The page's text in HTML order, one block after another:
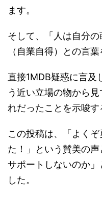
ます。
そして、「人は自分の
（自業自得）との言
直接1MDB疑惑に言及
う近い立場の物から
れだったことを示唆す
この投稿は、「よく
た！」という賛美の
サポートしないのか
した。